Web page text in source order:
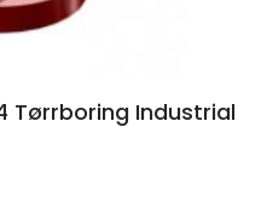
Tørrboring Industrial